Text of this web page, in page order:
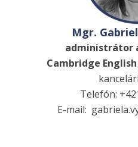
Mgr.
administrátor
Cambridge
Telefón:
E-mail: